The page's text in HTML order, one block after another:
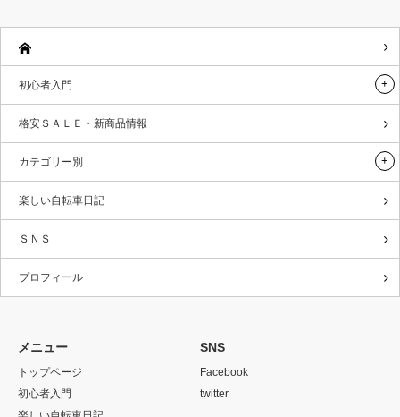
初心者入門
格安ＳＡＬＥ・新商品情報
カテゴリー別
楽しい自転車日記
ＳＮＳ
プロフィール
メニュー
トップページ
初心者入門
SNS
Facebook
twitter